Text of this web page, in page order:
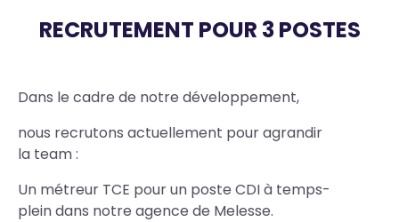
RECRUTEMENT POUR 3 POSTES
Body
Dans le cadre de notre développement,
nous recrutons actuellement pour agrandir
la team :
Un métreur TCE pour un poste CDI à temps-
plein dans notre agence de Melesse.